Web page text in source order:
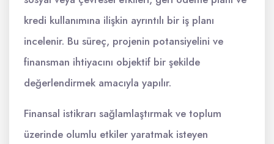
kredi kullanımına ilişkin ayrıntılı bir iş planı
incelenir. Bu süreç, projenin potansiyelini ve
finansman ihtiyacını objektif bir şekilde
değerlendirmek amacıyla yapılır.
Finansal istikrarı sağlamlaştırmak ve toplum
üzerinde olumlu etkiler yaratmak isteyen